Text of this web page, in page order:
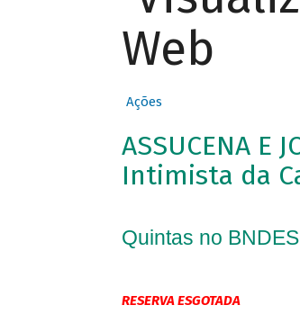
Web
Ações
ASSUCENA E
Intimista da
Quintas no
RESERVA ESGOTADA